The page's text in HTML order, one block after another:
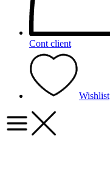
Cont client
Wishlist